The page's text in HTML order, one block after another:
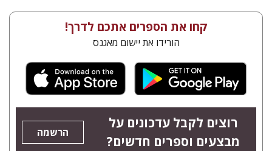
קחו את הספרים אתכם לדרך!
הורידו את יישום מאגנס
רוצים לקבל עדכונים על
מבצעים וספרים חדשים?
הרשמה